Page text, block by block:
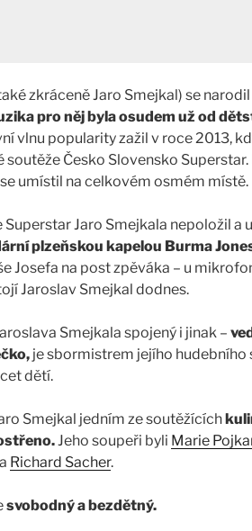
zkráceně Jaro Smejkal) se
pro něj byla osudem už od
vlnu popularity zažil v roce 2013,
Česko Slovensko Superstar.
umístil na celkovém osmém místě.
Superstar Jaro Smejkala nepoložil a
plzeňskou kapelou Burma
Josefa na post zpěváka – u
Jaroslav Smejkal dodnes.
Smejkala spojený i jinak –
je sbormistrem jejího hudebního
dětí.
Smejkal jedním ze soutěžících
Jeho soupeři byli Marie
Richard Sacher.
svobodný a bezdětný.